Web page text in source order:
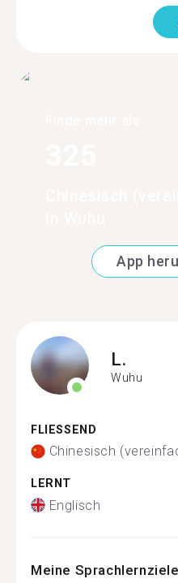
App
L.
Wuhu
FLIESSEND
Chinesisch
LERNT
Englisch
Meine Sprachlernziele